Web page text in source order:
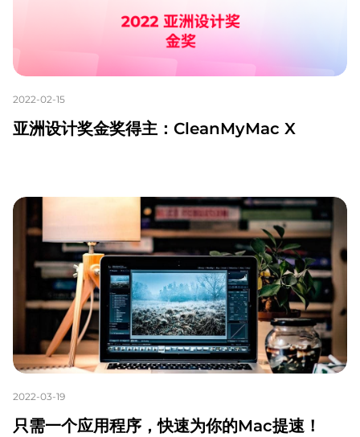
2022-02-15
亚洲设计奖金奖得主：CleanMyMac X
2022-03-19
只需一个应用程序，快速为你的Mac提速！